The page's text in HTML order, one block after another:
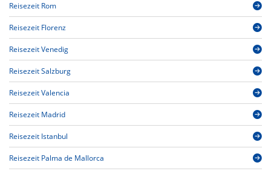
Reisezeit Rom
Reisezeit Florenz
Reisezeit Venedig
Reisezeit Salzburg
Reisezeit Valencia
Reisezeit Madrid
Reisezeit Istanbul
Reisezeit Palma de Mallorca